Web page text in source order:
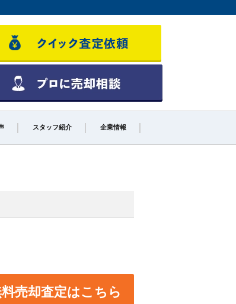
スタッフ紹介 企業情報
売却査定はこちら